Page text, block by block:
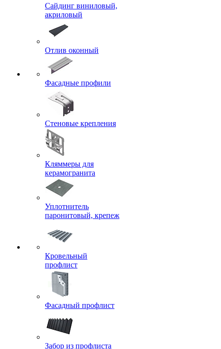
Сайдинг виниловый,
акриловый
Отлив оконный
Фасадные профили
Стеновые крепления
Кляммеры для
керамогранита
Уплотнитель
паронитовый, крепеж
Кровельный
профлист
Фасадный профлист
Забор из профлиста